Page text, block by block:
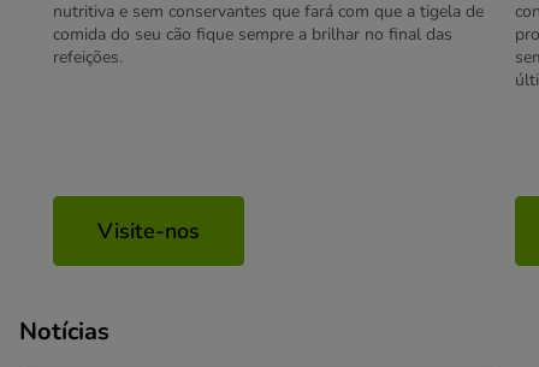
nutritiva e sem conservantes que fará com que a tigela de
comida do seu cão fique sempre a brilhar no final das
refeições.
Visite-nos
Notícias